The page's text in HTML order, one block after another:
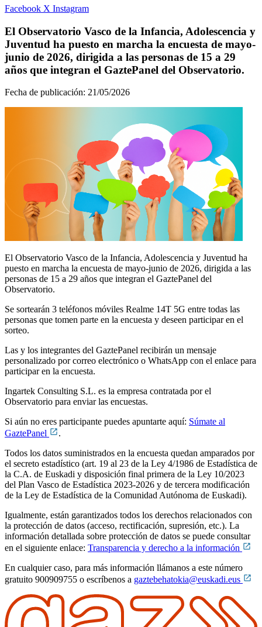
Facebook X Instagram
El Observatorio Vasco de la Infancia, Adolescencia y
Juventud ha puesto en marcha la encuesta de mayo-
junio de 2026, dirigida a las personas de 15 a 29
años que integran el GaztePanel del Observatorio.
Fecha de publicación: 21/05/2026
El Observatorio Vasco de la Infancia, Adolescencia y Juventud ha
puesto en marcha la encuesta de mayo-junio de 2026, dirigida a las
personas de 15 a 29 años que integran el GaztePanel del
Observatorio.
Se sortearán 3 teléfonos móviles Realme 14T 5G entre todas las
personas que tomen parte en la encuesta y deseen participar en el
sorteo.
Las y los integrantes del GaztePanel recibirán un mensaje
personalizado por correo electrónico o WhatsApp con el enlace para
participar en la encuesta.
Ingartek Consulting S.L. es la empresa contratada por el
Observatorio para enviar las encuestas.
Si aún no eres participante puedes apuntarte aquí: Súmate al
GaztePanel
.
Todos los datos suministrados en la encuesta quedan amparados por
el secreto estadístico (art. 19 al 23 de la Ley 4/1986 de Estadística de
la C.A. de Euskadi y disposición final primera de la Ley 10/2023
del Plan Vasco de Estadística 2023-2026 y de tercera modificación
de la Ley de Estadística de la Comunidad Autónoma de Euskadi).
Igualmente, están garantizados todos los derechos relacionados con
la protección de datos (acceso, rectificación, supresión, etc.). La
información detallada sobre protección de datos se puede consultar
en el siguiente enlace: Transparencia y derecho a la información
En cualquier caso, para más información llámanos a este número
gratuito 900909755 o escríbenos a gaztebehatokia@euskadi.eus